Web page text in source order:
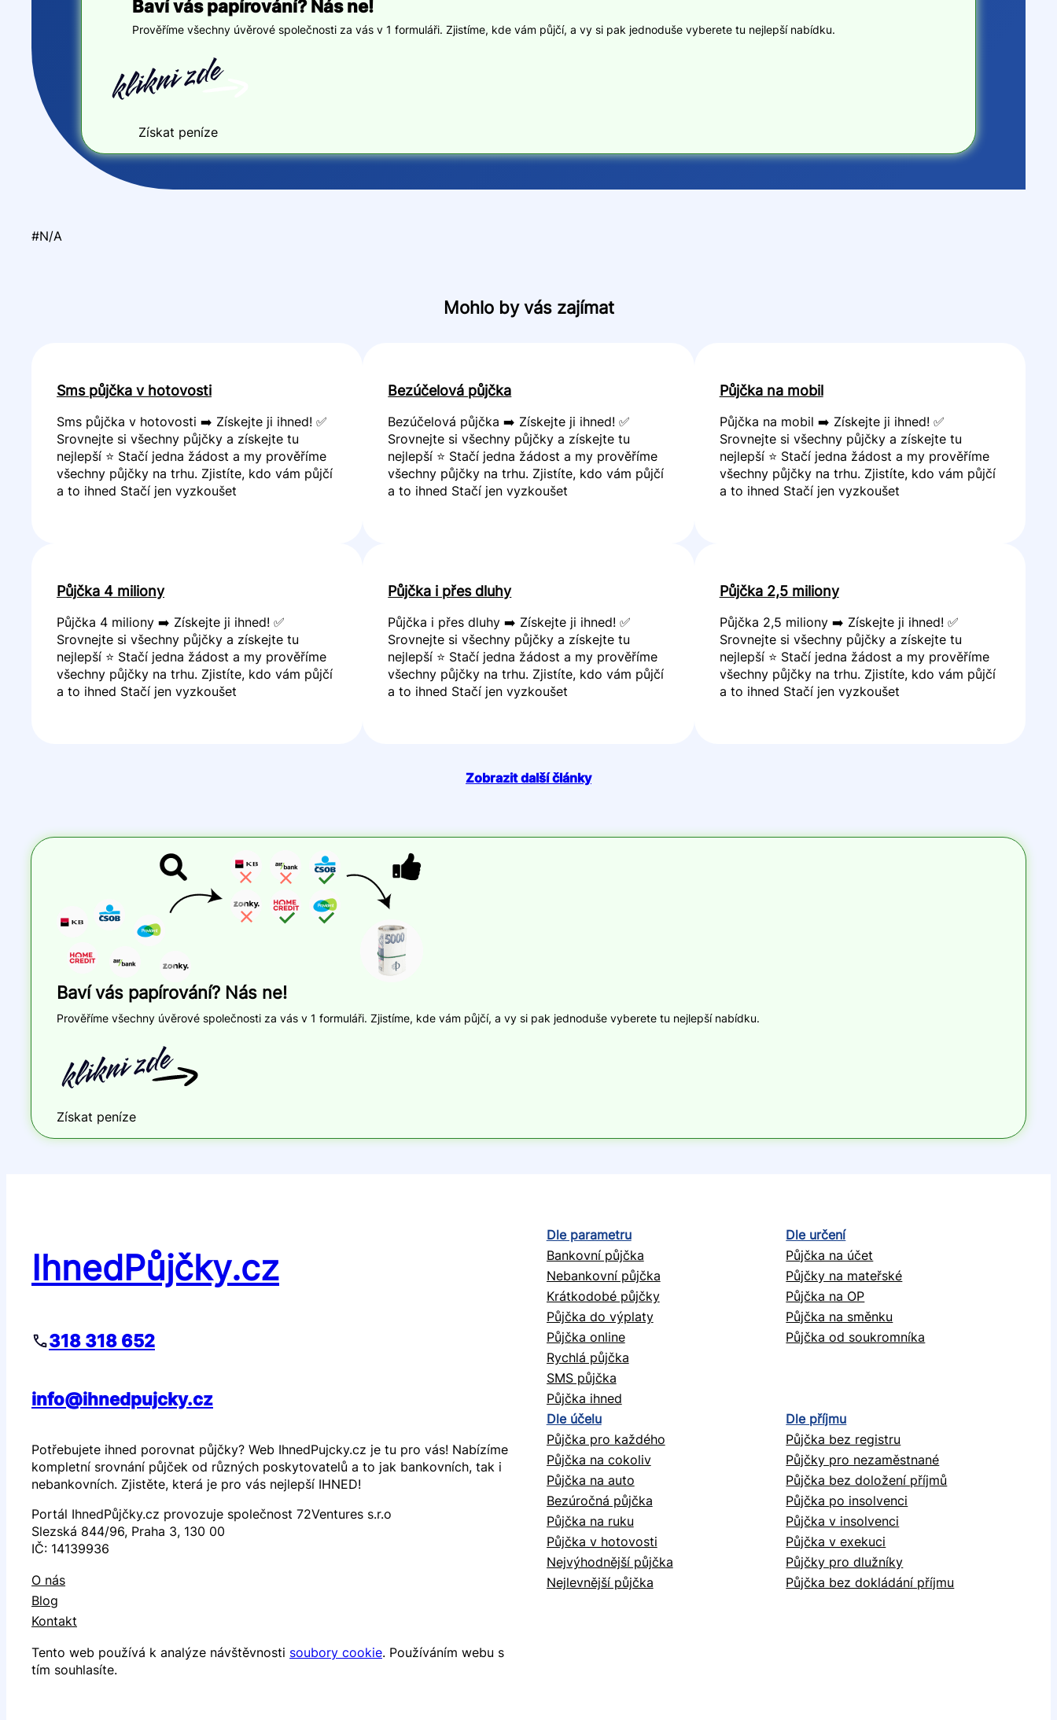
Baví vás papírování? Nás ne!
Prověříme všechny úvěrové společnosti za vás v 1 formuláři. Zjistíme, kde vám půjčí, a vy si pak jednoduše vyberete tu nejlepší nabídku.
Získat peníze
#N/A
Mohlo by vás zajímat
Sms půjčka v hotovosti
Sms půjčka v hotovosti ➡️ Získejte ji ihned! ✅
Srovnejte si všechny půjčky a získejte tu
nejlepší ⭐ Stačí jedna žádost a my prověříme
všechny půjčky na trhu. Zjistíte, kdo vám půjčí
a to ihned Stačí jen vyzkoušet
Bezúčelová půjčka
Bezúčelová půjčka ➡️ Získejte ji ihned! ✅
Srovnejte si všechny půjčky a získejte tu
nejlepší ⭐ Stačí jedna žádost a my prověříme
všechny půjčky na trhu. Zjistíte, kdo vám půjčí
a to ihned Stačí jen vyzkoušet
Půjčka na mobil
Půjčka na mobil ➡️ Získejte ji ihned! ✅
Srovnejte si všechny půjčky a získejte tu
nejlepší ⭐ Stačí jedna žádost a my prověříme
všechny půjčky na trhu. Zjistíte, kdo vám půjčí
a to ihned Stačí jen vyzkoušet
Půjčka 4 miliony
Půjčka 4 miliony ➡️ Získejte ji ihned! ✅
Srovnejte si všechny půjčky a získejte tu
nejlepší ⭐ Stačí jedna žádost a my prověříme
všechny půjčky na trhu. Zjistíte, kdo vám půjčí
a to ihned Stačí jen vyzkoušet
Půjčka i přes dluhy
Půjčka i přes dluhy ➡️ Získejte ji ihned! ✅
Srovnejte si všechny půjčky a získejte tu
nejlepší ⭐ Stačí jedna žádost a my prověříme
všechny půjčky na trhu. Zjistíte, kdo vám půjčí
a to ihned Stačí jen vyzkoušet
Půjčka 2,5 miliony
Půjčka 2,5 miliony ➡️ Získejte ji ihned! ✅
Srovnejte si všechny půjčky a získejte tu
nejlepší ⭐ Stačí jedna žádost a my prověříme
všechny půjčky na trhu. Zjistíte, kdo vám půjčí
a to ihned Stačí jen vyzkoušet
Zobrazit další články
Baví vás papírování? Nás ne!
Prověříme všechny úvěrové společnosti za vás v 1 formuláři. Zjistíme, kde vám půjčí, a vy si pak jednoduše vyberete tu nejlepší nabídku.
Získat peníze
IhnedPůjčky.cz
318 318 652
info@ihnedpujcky.cz
Potřebujete ihned porovnat půjčky? Web IhnedPujcky.cz je tu pro vás! Nabízíme
kompletní srovnání půjček od různých poskytovatelů a to jak bankovních, tak i
nebankovních. Zjistěte, která je pro vás nejlepší IHNED!
Portál IhnedPůjčky.cz provozuje společnost 72Ventures s.r.o
Slezská 844/96, Praha 3, 130 00
IČ: 14139936
O nás
Blog
Kontakt
Tento web používá k analýze návštěvnosti soubory cookie. Používáním webu s
tím souhlasíte.
Dle parametru
Bankovní půjčka
Nebankovní půjčka
Krátkodobé půjčky
Půjčka do výplaty
Půjčka online
Rychlá půjčka
SMS půjčka
Půjčka ihned
Dle určení
Půjčka na účet
Půjčky na mateřské
Půjčka na OP
Půjčka na směnku
Půjčka od soukromníka
Dle účelu
Půjčka pro každého
Půjčka na cokoliv
Půjčka na auto
Bezúročná půjčka
Půjčka na ruku
Půjčka v hotovosti
Nejvýhodnější půjčka
Nejlevnější půjčka
Dle příjmu
Půjčka bez registru
Půjčky pro nezaměstnané
Půjčka bez doložení příjmů
Půjčka po insolvenci
Půjčka v insolvenci
Půjčka v exekuci
Půjčky pro dlužníky
Půjčka bez dokládání příjmu